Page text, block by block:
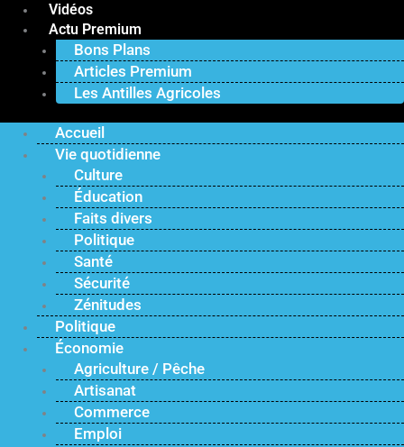
Vidéos
Actu Premium
Bons Plans
Articles Premium
Les Antilles Agricoles
Accueil
Vie quotidienne
Culture
Éducation
Faits divers
Politique
Santé
Sécurité
Zénitudes
Politique
Économie
Agriculture / Pêche
Artisanat
Commerce
Emploi